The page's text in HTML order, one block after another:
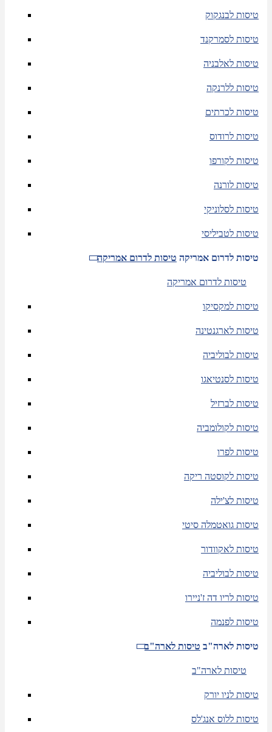
טיסות לבנגקוק
טיסות לסמרקנד
טיסות לאלבניה
טיסות ללרנקה
טיסות לכרתים
טיסות לרודוס
טיסות לקורפו
טיסות לורנה
טיסות לסלוניקי
טיסות לטביליסי
טיסות לדרום אמריקה טיסות לדרום אמריקה
טיסות לדרום אמריקה
טיסות למקסיקו
טיסות לארגנטינה
טיסות לבוליביה
טיסות לסנטיאגו
טיסות לברזיל
טיסות לקולומביה
טיסות לפרו
טיסות לקוסטה ריקה
טיסות לצ'ילה
טיסות גואטמלה סיטי
טיסות לאקוודור
טיסות לבוליביה
טיסות לריו דה ז'ניירו
טיסות לפנמה
טיסות לארה"ב טיסות לארה"ב
טיסות לארה"ב
טיסות לניו יורק
טיסות ללוס אנג'לס